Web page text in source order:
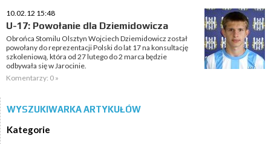
10.02.12 15:48
U-17: Powołanie dla Dziemidowicza
Obrońca Stomilu Olsztyn Wojciech Dziemidowicz został
powołany do reprezentacji Polski do lat 17 na konsultację
szkoleniową, która od 27 lutego do 2 marca będzie
odbywała się w Jarocinie.
Komentarzy: 0 »
WYSZUKIWARKA ARTYKUŁÓW
Kategorie